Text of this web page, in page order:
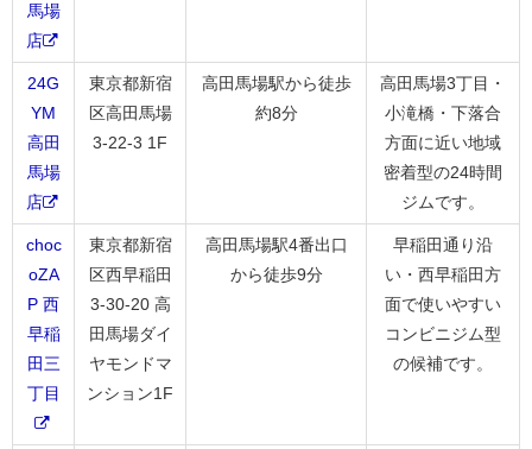
馬場
店
24G
YM
高田
馬場
店
東京都新宿
区高田馬場
3-22-3 1F
高田馬場駅から徒歩
約8分
高田馬場3丁目・
小滝橋・下落合
方面に近い地域
密着型の24時間
ジムです。
choc
oZA
P 西
早稲
田三
丁目
東京都新宿
区西早稲田
3-30-20 高
田馬場ダイ
ヤモンドマ
ンション1F
高田馬場駅4番出口
から徒歩9分
早稲田通り沿
い・西早稲田方
面で使いやすい
コンビニジム型
の候補です。